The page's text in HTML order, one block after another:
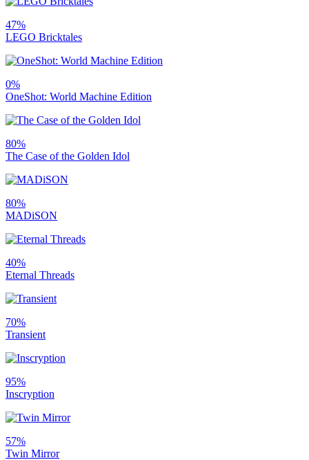
47%
LEGO Bricktales
0%
OneShot: World Machine Edition
80%
The Case of the Golden Idol
80%
MADiSON
40%
Eternal Threads
70%
Transient
95%
Inscryption
57%
Twin Mirror